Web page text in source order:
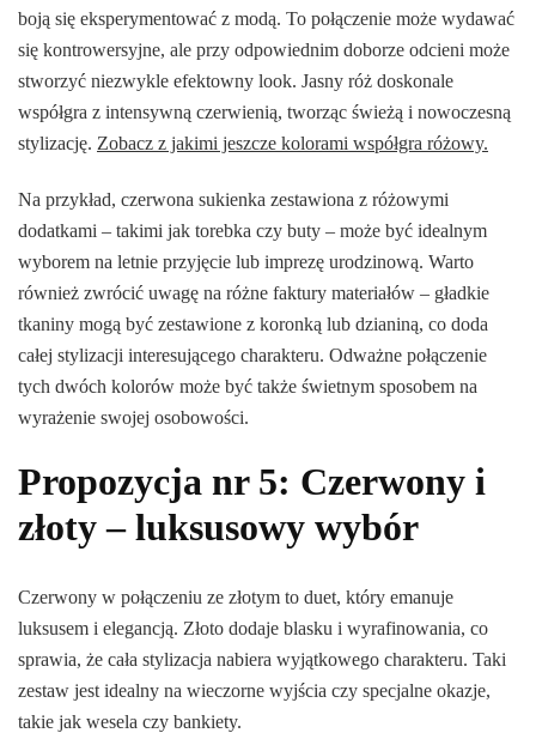
boją się eksperymentować z modą. To połączenie może wydawać
się kontrowersyjne, ale przy odpowiednim doborze odcieni może
stworzyć niezwykle efektowny look. Jasny róż doskonale
współgra z intensywną czerwienią, tworząc świeżą i nowoczesną
stylizację. Zobacz z jakimi jeszcze kolorami współgra różowy.
Na przykład, czerwona sukienka zestawiona z różowymi
dodatkami – takimi jak torebka czy buty – może być idealnym
wyborem na letnie przyjęcie lub imprezę urodzinową. Warto
również zwrócić uwagę na różne faktury materiałów – gładkie
tkaniny mogą być zestawione z koronką lub dzianiną, co doda
całej stylizacji interesującego charakteru. Odważne połączenie
tych dwóch kolorów może być także świetnym sposobem na
wyrażenie swojej osobowości.
Propozycja nr 5: Czerwony i
złoty – luksusowy wybór
Czerwony w połączeniu ze złotym to duet, który emanuje
luksusem i elegancją. Złoto dodaje blasku i wyrafinowania, co
sprawia, że cała stylizacja nabiera wyjątkowego charakteru. Taki
zestaw jest idealny na wieczorne wyjścia czy specjalne okazje,
takie jak wesela czy bankiety.